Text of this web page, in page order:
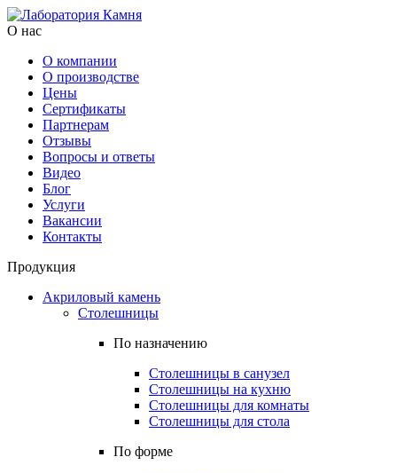
О нас
О компании
О производстве
Цены
Cертификаты
Партнерам
Отзывы
Вопросы и ответы
Видео
Блог
Услуги
Вакансии
Контакты
Продукция
Акриловый камень
Столешницы
По назначению
Столешницы в санузел
Столешницы на кухню
Столешницы для комнаты
Столешницы для стола
По форме